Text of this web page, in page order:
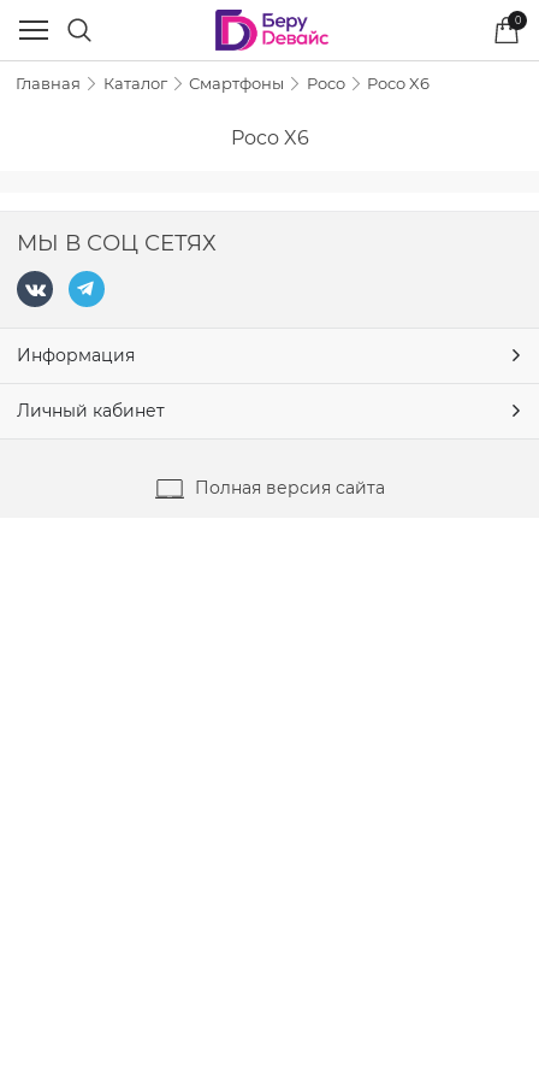
0
Главная Каталог Смартфоны Poco Poco X6
Poco X6
МЫ В СОЦ СЕТЯХ
Информация
Личный кабинет
Полная версия сайта